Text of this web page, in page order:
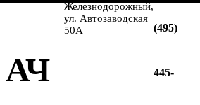
Железнодорожный,
ул. Автозаводская
50А
(495)
445-
АЧ